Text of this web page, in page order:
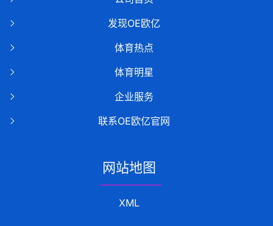
发现OE欧亿
体育热点
体育明星
企业服务
联系OE欧亿官网
网站地图
XML